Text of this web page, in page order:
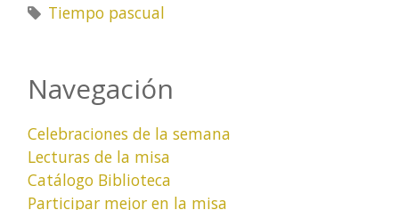
Tiempo pascual
Navegación
Celebraciones de la semana
Lecturas de la misa
Catálogo Biblioteca
Participar mejor en la misa